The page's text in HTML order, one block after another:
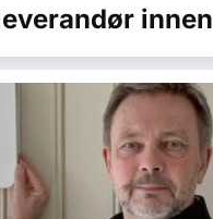
innen